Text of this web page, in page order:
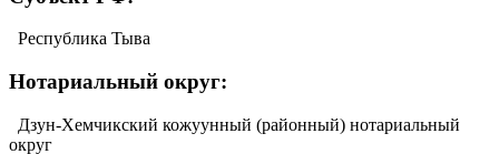
Республика Тыва
Нотариальный округ:
Дзун-Хемчикский кожуунный (районный) нотариальный
округ